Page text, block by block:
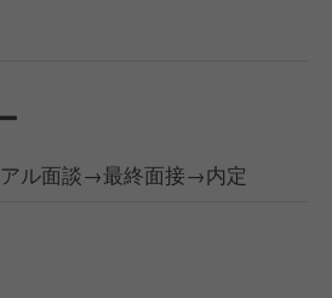
ル面談→最終面接→内定